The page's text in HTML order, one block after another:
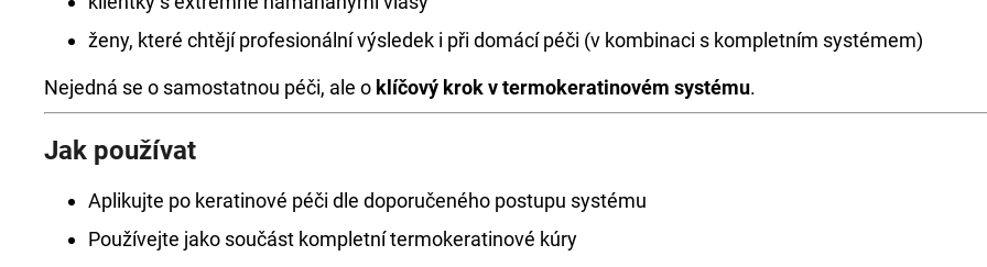
ženy, které chtějí profesionální výsledek i při domácí péči (v kombinaci s kompletním systémem)
Nejedná se o samostatnou péči, ale o klíčový krok v termokeratinovém systému.
Jak používat
Aplikujte po keratinové péči dle doporučeného postupu systému
Používejte jako součást kompletní termokeratinové kúry